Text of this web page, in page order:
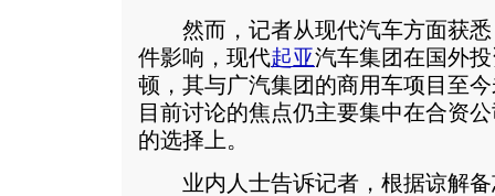
然而，记者从现代汽车方面获悉
件影响，现代起亚汽车集团在国外
顿，其与广汽集团的商用车项目至
目前讨论的焦点仍主要集中在合资
的选择上。
业内人士告诉记者，根据谅解备